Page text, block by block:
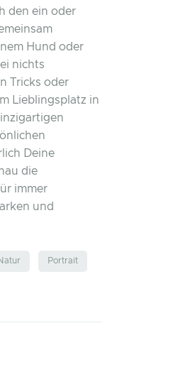
den ein oder
Hund oder
nichts
Tricks oder
Lieblingsplatz in
Deine
die
immer
und
Portrait